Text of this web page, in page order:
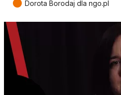
● Dorota Borodaj dla ngo.pl